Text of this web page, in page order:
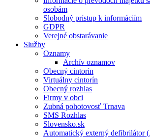
osobám
Slobodný prístup k informáciím
GDPR
Verejné obstarávanie
Služby
Oznamy
Archív oznamov
Obecný cintorín
Virtuálny cintorín
Obecný rozhlas
Firmy v obci
Zubná pohotovosť Trnava
SMS Rozhlas
Slovensko.sk
Automatický externý defibrilátor